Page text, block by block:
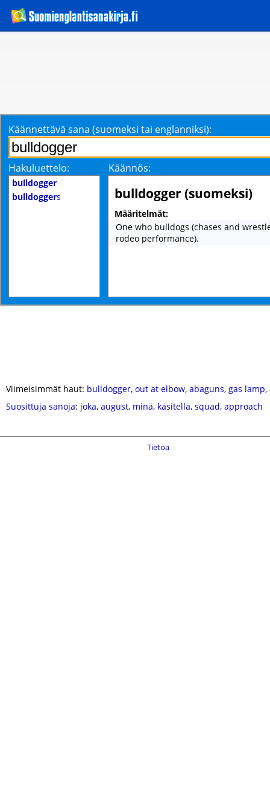
Käännettävä sana (suomeksi tai englanniksi):
Hakuluettelo: Käännös:
bulldogger
bulldoggers bulldogger (suomeksi)
Määritelmät:
One who bulldogs (chases and
rodeo performance).
Viimeisimmät haut: bulldogger, out at elbow, abaguns, gas lamp,
Suosittuja sanoja: joka, august, minä, käsitellä, squad, approach
Tietoa